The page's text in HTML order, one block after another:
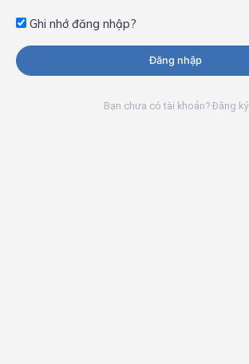
Ghi nhớ đăng nhập?
Đăng nhập
Bạn chưa có tài khoản? Đăng ký